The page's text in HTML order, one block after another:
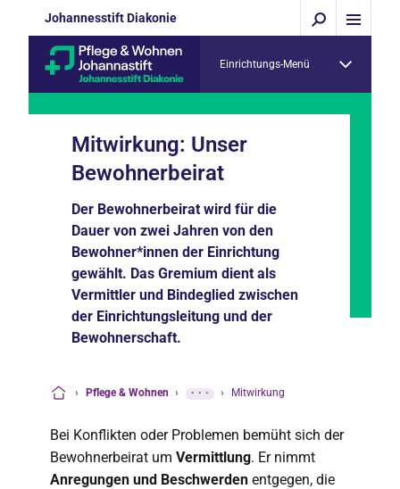
Johannesstift Diakonie
Einrichtungs-Menü
Mitwirkung: Unser
Bewohnerbeirat
Der Bewohnerbeirat wird für die
Dauer von zwei Jahren von den
Bewohner*innen der Einrichtung
gewählt. Das Gremium dient als
Vermittler und Bindeglied zwischen
der Einrichtungsleitung und der
Bewohnerschaft.
› Pflege & Wohnen › ··· › Mitwirkung
Bei Konflikten oder Problemen bemüht sich der
Bewohnerbeirat um Vermittlung. Er nimmt
Anregungen und Beschwerden entgegen, die